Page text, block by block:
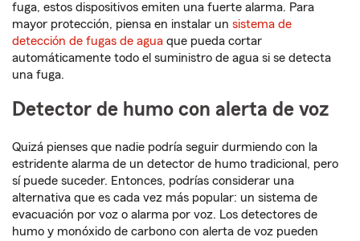
fuga, estos dispositivos emiten una fuerte alarma. Para
mayor protección, piensa en instalar un sistema de
detección de fugas de agua que pueda cortar
automáticamente todo el suministro de agua si se detecta
una fuga.
Detector de humo con alerta de voz
Quizá pienses que nadie podría seguir durmiendo con la
estridente alarma de un detector de humo tradicional, pero
sí puede suceder. Entonces, podrías considerar una
alternativa que es cada vez más popular: un sistema de
evacuación por voz o alarma por voz. Los detectores de
humo y monóxido de carbono con alerta de voz pueden